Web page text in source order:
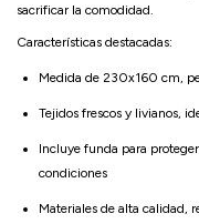
sacrificar la comodidad.
Características destacadas:
Medida de 230x160 cm,
Tejidos frescos y livianos,
Incluye funda para
condiciones
Materiales de alta calidad,